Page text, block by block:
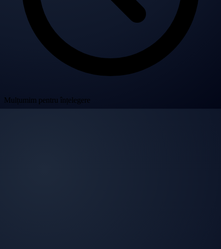
Mulțumim pentru înțelegere